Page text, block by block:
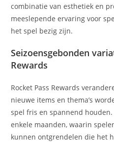
combinatie van esthetiek en
meeslepende ervaring voor
het spel bezig zijn.
Seizoensgebonden
Rewards
Rocket Pass Rewards
nieuwe items en thema’s
spel fris en spannend
enkele maanden, waarin
kunnen ontgrendelen die het